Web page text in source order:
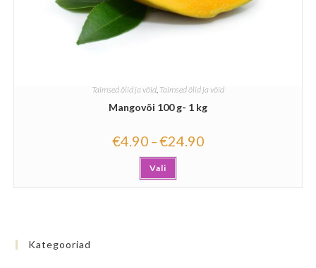
Taimsed õlid ja võid, Taimsed õlid ja võid
Mangovõi 100 g- 1 kg
€4.90 –€24.90
Vali
Kategooriad